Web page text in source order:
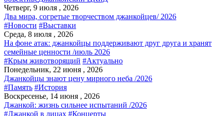
Четверг, 9 июля , 2026
Два мира, согретые творчеством джанкойцев/ 2026
#Новости #Выставки
Среда, 8 июля , 2026
На фоне атак: джанкойцы поддерживают друг друга и хранят
семейные ценности /июль 2026
#Крым животворящий #Актуально
Понедельник, 22 июня , 2026
Джанкойцы знают цену мирного неба /2026
#Память #История
Воскресенье, 14 июня , 2026
Джанкой: жизнь сильнее испытаний /2026
#Джанкой в лицах #Концерты